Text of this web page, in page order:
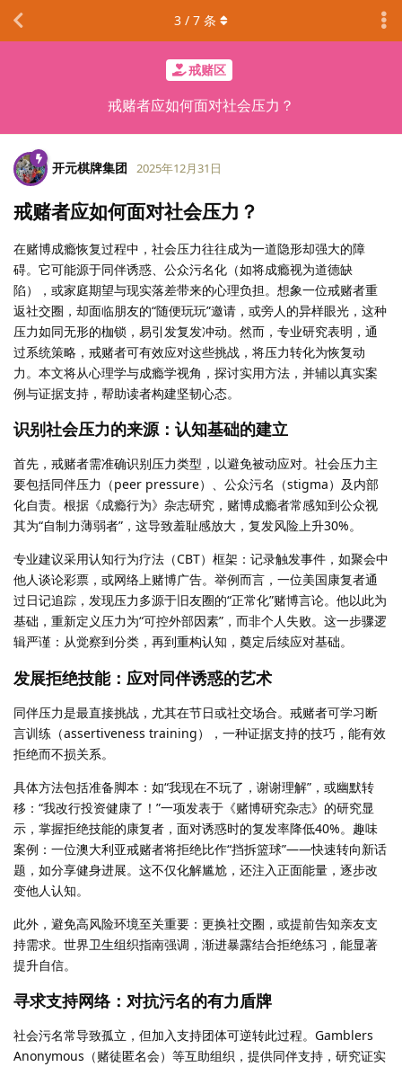
戒赌区
戒赌者应如何面对社会压力？
3 / 7 条
开元棋牌集团 2025年12月31日
戒赌者应如何面对社会压力？
在赌博成瘾恢复过程中，社会压力往往成为一道隐形却强大的障
碍。它可能源于同伴诱惑、公众污名化（如将成瘾视为道德缺
陷），或家庭期望与现实落差带来的心理负担。想象一位戒赌者重
返社交圈，却面临朋友的“随便玩玩”邀请，或旁人的异样眼光，这种
压力如同无形的枷锁，易引发复发冲动。然而，专业研究表明，通
过系统策略，戒赌者可有效应对这些挑战，将压力转化为恢复动
力。本文将从心理学与成瘾学视角，探讨实用方法，并辅以真实案
例与证据支持，帮助读者构建坚韧心态。
识别社会压力的来源：认知基础的建立
首先，戒赌者需准确识别压力类型，以避免被动应对。社会压力主
要包括同伴压力（peer pressure）、公众污名（stigma）及内部
化自责。根据《成瘾行为》杂志研究，赌博成瘾者常感知到公众视
其为“自制力薄弱者”，这导致羞耻感放大，复发风险上升30%。
专业建议采用认知行为疗法（CBT）框架：记录触发事件，如聚会中
他人谈论彩票，或网络上赌博广告。举例而言，一位美国康复者通
过日记追踪，发现压力多源于旧友圈的“正常化”赌博言论。他以此为
基础，重新定义压力为“可控外部因素”，而非个人失败。这一步骤逻
辑严谨：从觉察到分类，再到重构认知，奠定后续应对基础。
发展拒绝技能：应对同伴诱惑的艺术
同伴压力是最直接挑战，尤其在节日或社交场合。戒赌者可学习断
言训练（assertiveness training），一种证据支持的技巧，能有效
拒绝而不损关系。
具体方法包括准备脚本：如“我现在不玩了，谢谢理解”，或幽默转
移：“我改行投资健康了！”一项发表于《赌博研究杂志》的研究显
示，掌握拒绝技能的康复者，面对诱惑时的复发率降低40%。趣味
案例：一位澳大利亚戒赌者将拒绝比作“挡拆篮球”——快速转向新话
题，如分享健身进展。这不仅化解尴尬，还注入正面能量，逐步改
变他人认知。
此外，避免高风险环境至关重要：更换社交圈，或提前告知亲友支
持需求。世界卫生组织指南强调，渐进暴露结合拒绝练习，能显著
提升自信。
寻求支持网络：对抗污名的有力盾牌
社会污名常导致孤立，但加入支持团体可逆转此过程。Gamblers
Anonymous（赌徒匿名会）等互助组织，提供同伴支持，研究证实